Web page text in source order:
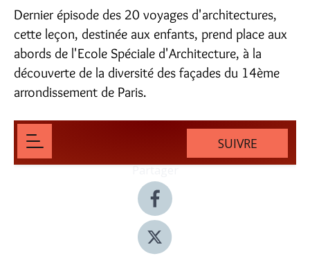
Dernier épisode des 20 voyages d'architectures,
cette leçon, destinée aux enfants, prend place aux
abords de l'Ecole Spéciale d'Architecture, à la
découverte de la diversité des façades du 14ème
arrondissement de Paris.